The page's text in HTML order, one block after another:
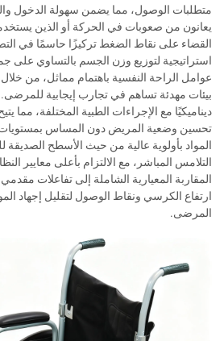
متطلبات الوصول، مما يضمن سهولة الدخول
يعانون من صعوبات في الحركة أو الذين
القضاء على نقاط الضغط تركيزًا حاسمًا في
استراتيجية لتوزيع وزن الجسم بالتساوي
عوامل الراحة النفسية باهتمام مماثل، من
بيئات مهدئة تساهم في تجارب إيجابية للمرضى.
ديناميكيًا مع الإجراءات الطبية المختلفة، مما
تحسين وضعية المريض دون المساس بمستويات
المواد بأولوية عالية من حيث الأسطح
التلامس المباشر، مع الالتزام بأعلى معايير
المقاربة المعيارية الشاملة إلى تفاعلات
ارتفاع الكرسي ونقاط الوصول لتقليل إجهاد
المرضى.